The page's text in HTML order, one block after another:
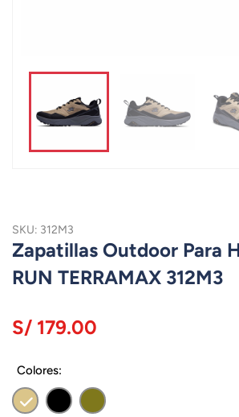
SKU: 312M3
Zapatillas Outdoor Para
RUN TERRAMAX 312M3
S/ 179.00
Colores: